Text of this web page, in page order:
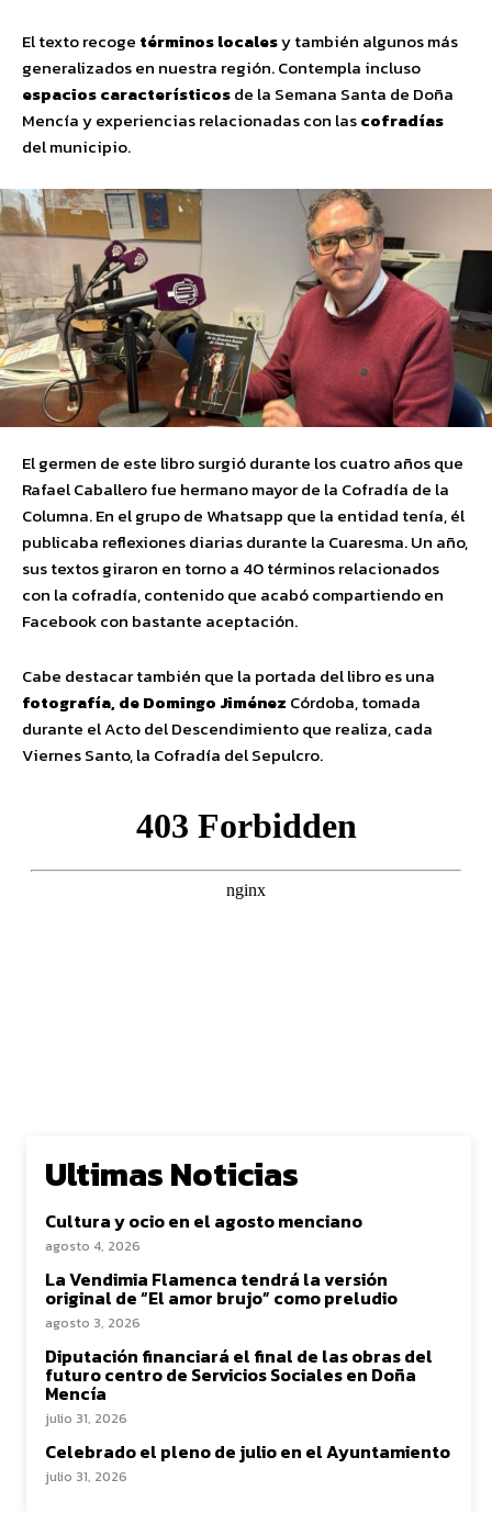
El texto recoge términos localesy también algunos más
generalizados en nuestra región. Contempla incluso
espacios característicosde la Semana Santa de Doña
Mencía y experiencias relacionadas con lascofradías
del municipio.
El germen de este libro surgió durante los cuatro años que
Rafael Caballero fue hermano mayor de la Cofradía de la
Columna. En el grupo de Whatsapp que la entidad tenía, él
publicaba reflexiones diarias durante la Cuaresma. Un año,
sus textos giraron en torno a 40 términos relacionados
con la cofradía, contenido que acabó compartiendo en
Facebook con bastante aceptación.
Cabe destacar también que la portada del libro es una
fotografía, de Domingo Jiménez Córdoba, tomada
durante el Acto del Descendimiento que realiza, cada
Viernes Santo, la Cofradía del Sepulcro.
Ultimas Noticias
Cultura y ocio en el agosto menciano
agosto 4, 2026
La Vendimia Flamenca tendrá la versión
original de “El amor brujo” como preludio
agosto 3, 2026
Diputación financiará el final de las obras del
futuro centro de Servicios Sociales en Doña
Mencía
julio 31, 2026
Celebrado el pleno de julio en el Ayuntamiento
julio 31, 2026